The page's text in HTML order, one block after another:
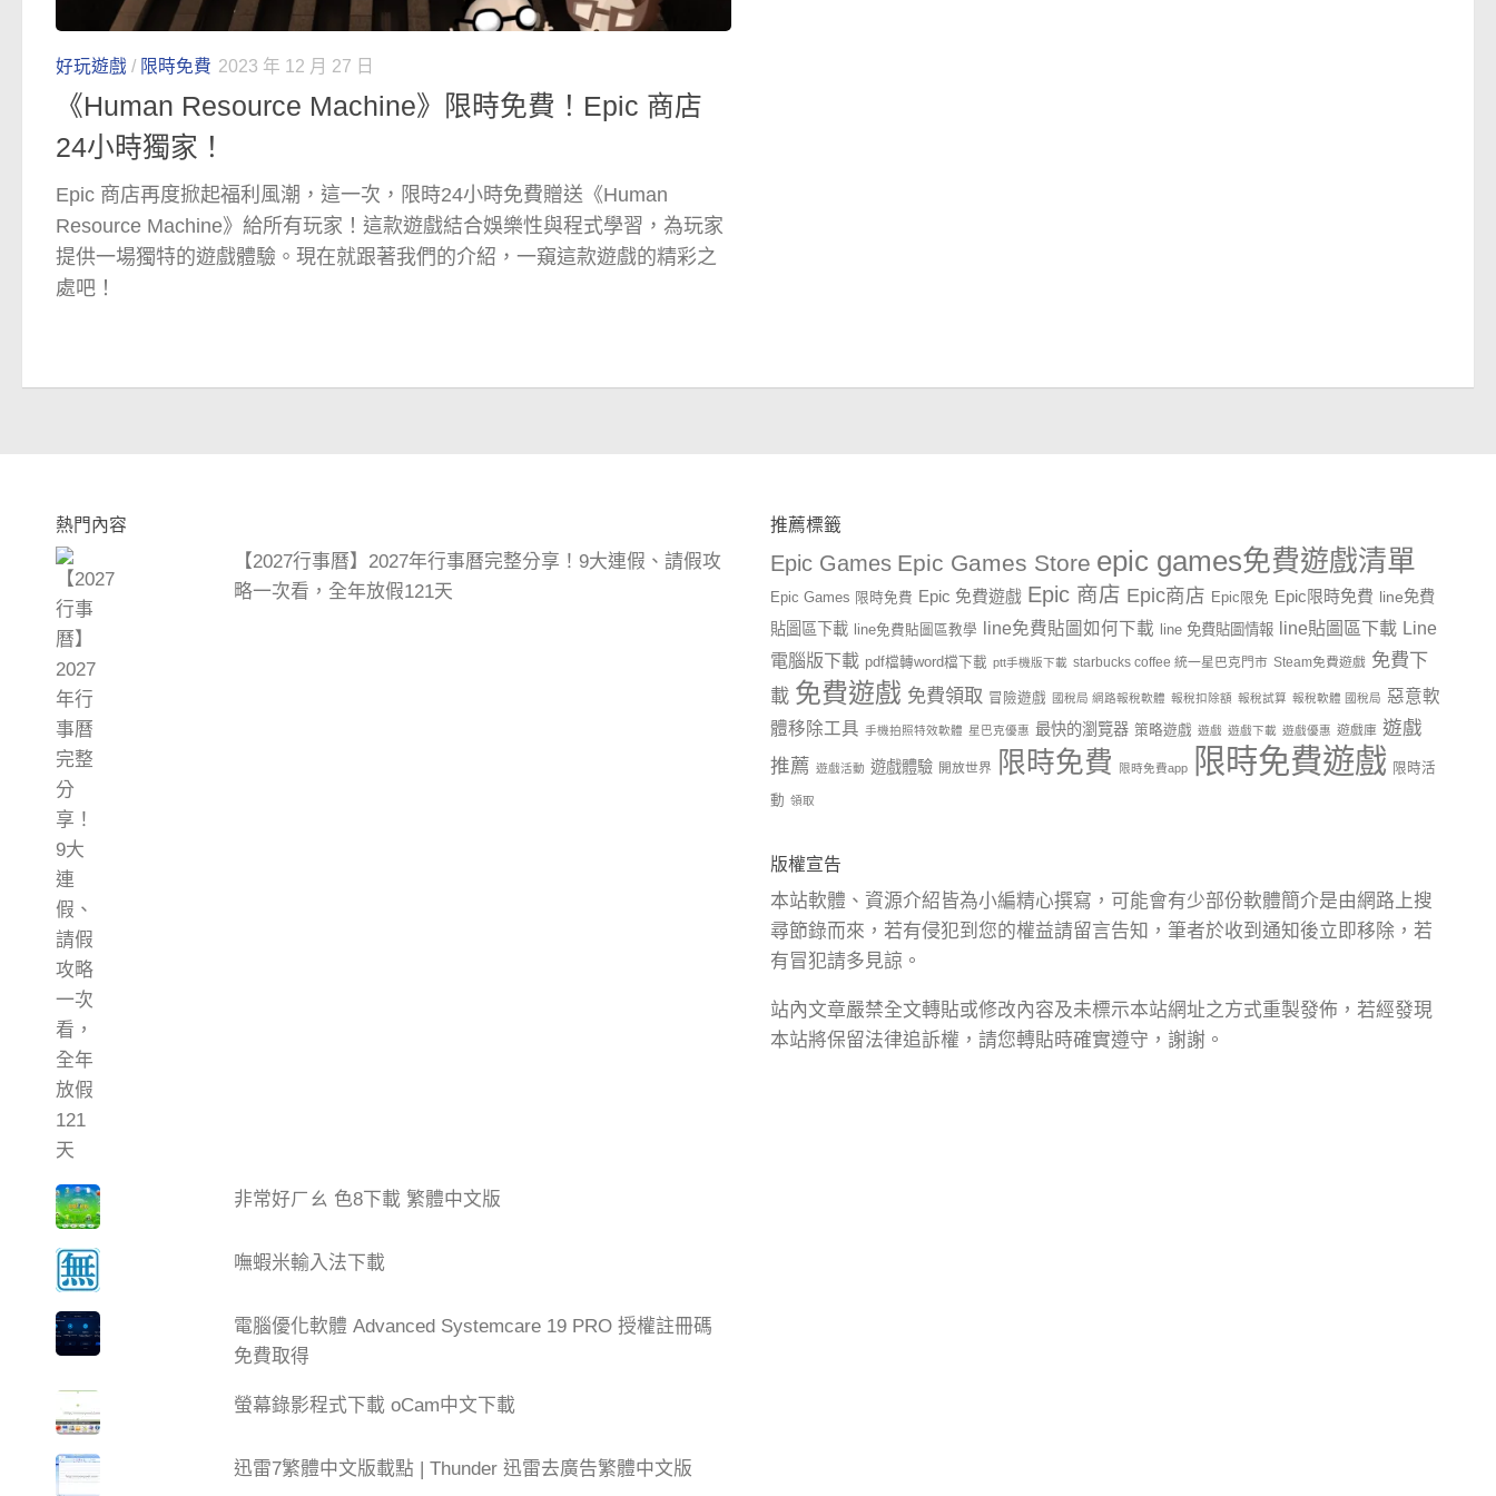
好玩遊戲 / 限時免費 2023 年 12 月 27 日
《Human Resource Machine》限時免費！Epic 商店
24小時獨家！
Epic 商店再度掀起福利風潮，這一次，限時24小時免費贈送《Human
Resource Machine》給所有玩家！這款遊戲結合娛樂性與程式學習，為玩家
提供一場獨特的遊戲體驗。現在就跟著我們的介紹，一窺這款遊戲的精彩之
處吧！
熱門內容
【2027行事曆】2027年行事曆完整分享！9大連假、請假攻
略一次看，全年放假121天
非常好ㄏㄠ 色8下載 繁體中文版
嘸蝦米輸入法下載
電腦優化軟體 Advanced Systemcare 19 PRO 授權註冊碼
免費取得
螢幕錄影程式下載 oCam中文下載
迅雷7繁體中文版載點 | Thunder 迅雷去廣告繁體中文版
推薦標籤
Epic Games Epic Games Store epic games免費遊戲清單
Epic Games 限時免費 Epic 免費遊戲 Epic 商店 Epic商店 Epic限免 Epic限時免費 line免費
貼圖區下載
line免費貼圖區教學 line免費貼圖如何下載 line 免費貼圖情報 line貼圖區下載 Line
電腦版下載 pdf檔轉word檔下載 ptt手機版下載 starbucks coffee 統一星巴克門市 Steam免費遊戲 免費下
載 免費遊戲 免費領取 冒險遊戲 國稅局 網路報稅軟體 報稅扣除額 報稅試算 報稅軟體 國稅局 惡意軟
體移除工具 手機拍照特效軟體 星巴克優惠 最快的瀏覽器 策略遊戲 遊戲 遊戲下載 遊戲優惠 遊戲庫 遊戲
推薦 遊戲活動 遊戲體驗 開放世界 限時免費 限時免費app 限時免費遊戲 限時活
動 領取
版權宣告
本站軟體、資源介紹皆為小編精心撰寫，可能會有少部份軟體簡介是由網路上搜
尋節錄而來，若有侵犯到您的權益請留言告知，筆者於收到通知後立即移除，若
有冒犯請多見諒。
站內文章嚴禁全文轉貼或修改內容及未標示本站網址之方式重製發佈，若經發現
本站將保留法律追訴權，請您轉貼時確實遵守，謝謝。